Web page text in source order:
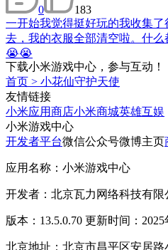
0
183
一开始我觉得挺好玩的我收集
去，我的衣服全部清空啦。什
😭😭
下载小米游戏中心，参与互动！
首页 > 小花仙守护天使
友情链接
小米应用商店小米商城英雄互娱
小米游戏中心
开发者平台微信公众号微博主页
应用名称：小米游戏中心
开发者：北京瓦力网络科技有限
版本：13.5.0.70 更新时间：2025
北京地址：北京市昌平区安居路